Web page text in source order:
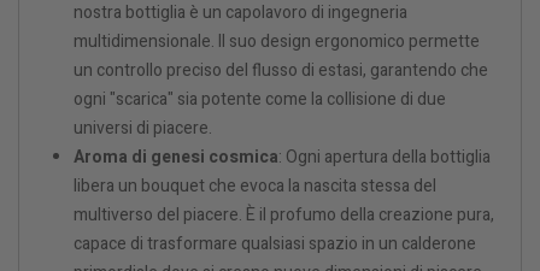
nostra bottiglia è un capolavoro di ingegneria
multidimensionale. Il suo design ergonomico permette
un controllo preciso del flusso di estasi, garantendo che
ogni "scarica" sia potente come la collisione di due
universi di piacere.
Aroma di genesi cosmica: Ogni apertura della bottiglia
libera un bouquet che evoca la nascita stessa del
multiverso del piacere. È il profumo della creazione pura,
capace di trasformare qualsiasi spazio in un calderone